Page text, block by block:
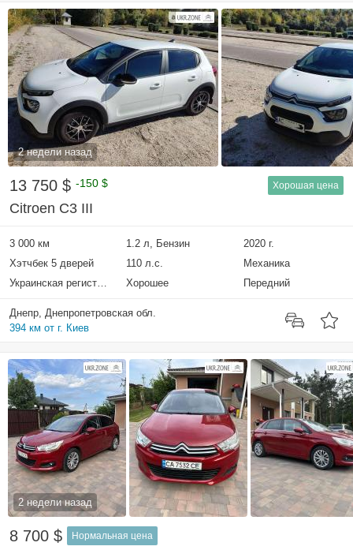
2 недели назад
13 750 $ -150 $ Хорошая цена
Citroen C3 III
3 000 км 1.2 л, Бензин
2020 г.
Хэтчбек 5 дверей
110 л.с.
Механика
Украинская регистрация
Хорошее Передний
Днепр, Днепропетровская обл.
394 км от г. Киев
2 недели назад
8 700 $ Нормальная цена